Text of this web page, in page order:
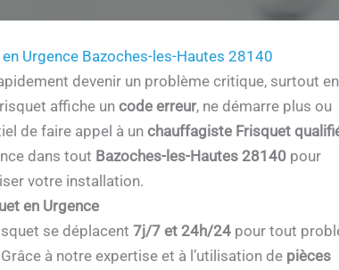
Urgence Bazoches-les-Hautes 28140
devenir un problème critique, surtout en
affiche un code erreur, ne démarre plus ou
de faire appel à un chauffagiste Frisquet
dans tout Bazoches-les-Hautes 28140 pour
votre installation.
en Urgence
se déplacent 7j/7 et 24h/24pour tout
à notre expertise et à l’utilisation de pièces